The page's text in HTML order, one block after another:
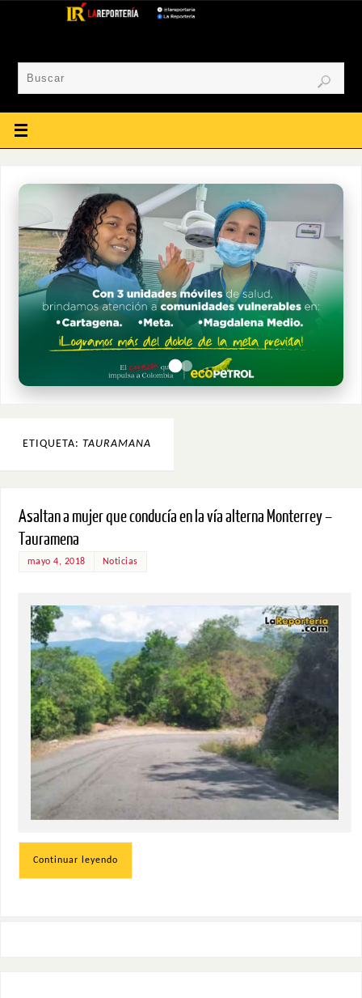
ETIQUETA: TAURAMANA
Asaltan a mujer que conducía en la vía alterna Monterrey –
Tauramena
mayo 4, 2018 Noticias
Continuar leyendo